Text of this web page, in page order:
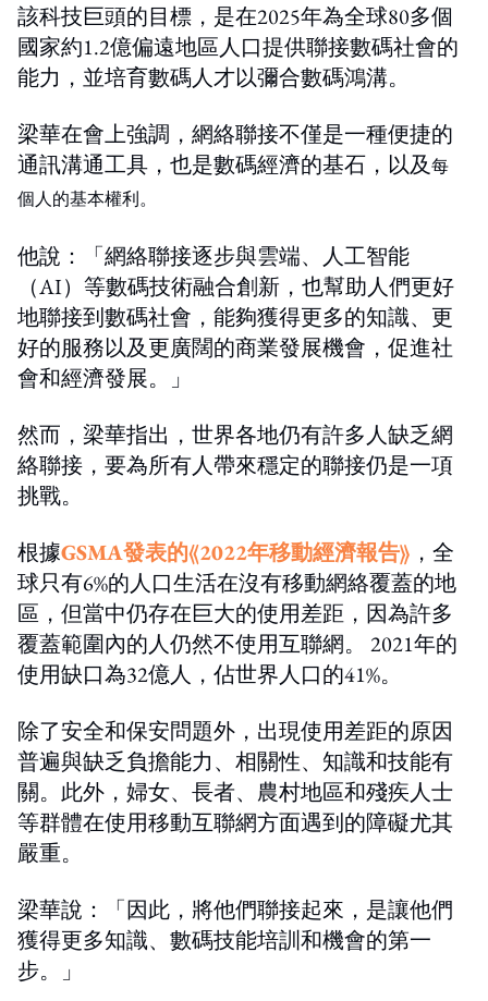
該科技巨頭的目標，是在2025年為全球80多個
國家約1.2億偏遠地區人口提供聯接數碼社會的
能力，並培育數碼人才以彌合數碼鴻溝。
梁華在會上強調，網絡聯接不僅是一種便捷的
通訊溝通工具，也是數碼經濟的基石，以及每
個人的基本權利。
他說：「網絡聯接逐步與雲端、人工智能
（AI）等數碼技術融合創新，也幫助人們更好
地聯接到數碼社會，能夠獲得更多的知識、更
好的服務以及更廣闊的商業發展機會，促進社
會和經濟發展。」
然而，梁華指出，世界各地仍有許多人缺乏網
絡聯接，要為所有人帶來穩定的聯接仍是一項
挑戰。
根據GSMA發表的《2022年移動經濟報告》 ，全
球只有6%的人口生活在沒有移動網絡覆蓋的地
區，但當中仍存在巨大的使用差距，因為許多
覆蓋範圍內的人仍然不使用互聯網。 2021年的
使用缺口為32億人，佔世界人口的41%。
除了安全和保安問題外，出現使用差距的原因
普遍與缺乏負擔能力、相關性、知識和技能有
關。此外，婦女、長者、農村地區和殘疾人士
等群體在使用移動互聯網方面遇到的障礙尤其
嚴重。
梁華說：「因此，將他們聯接起來，是讓他們
獲得更多知識、數碼技能培訓和機會的第一
步。」